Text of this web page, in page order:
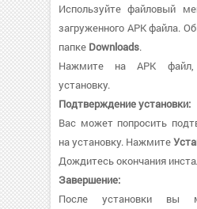
Используйте файловый
загруженного APK файла.
папке Downloads.
Нажмите на APK файл,
установку.
Подтверждение установки:
Вас может попросить
на установку. Нажмите
Дождитесь окончания
Завершение:
После установки вы